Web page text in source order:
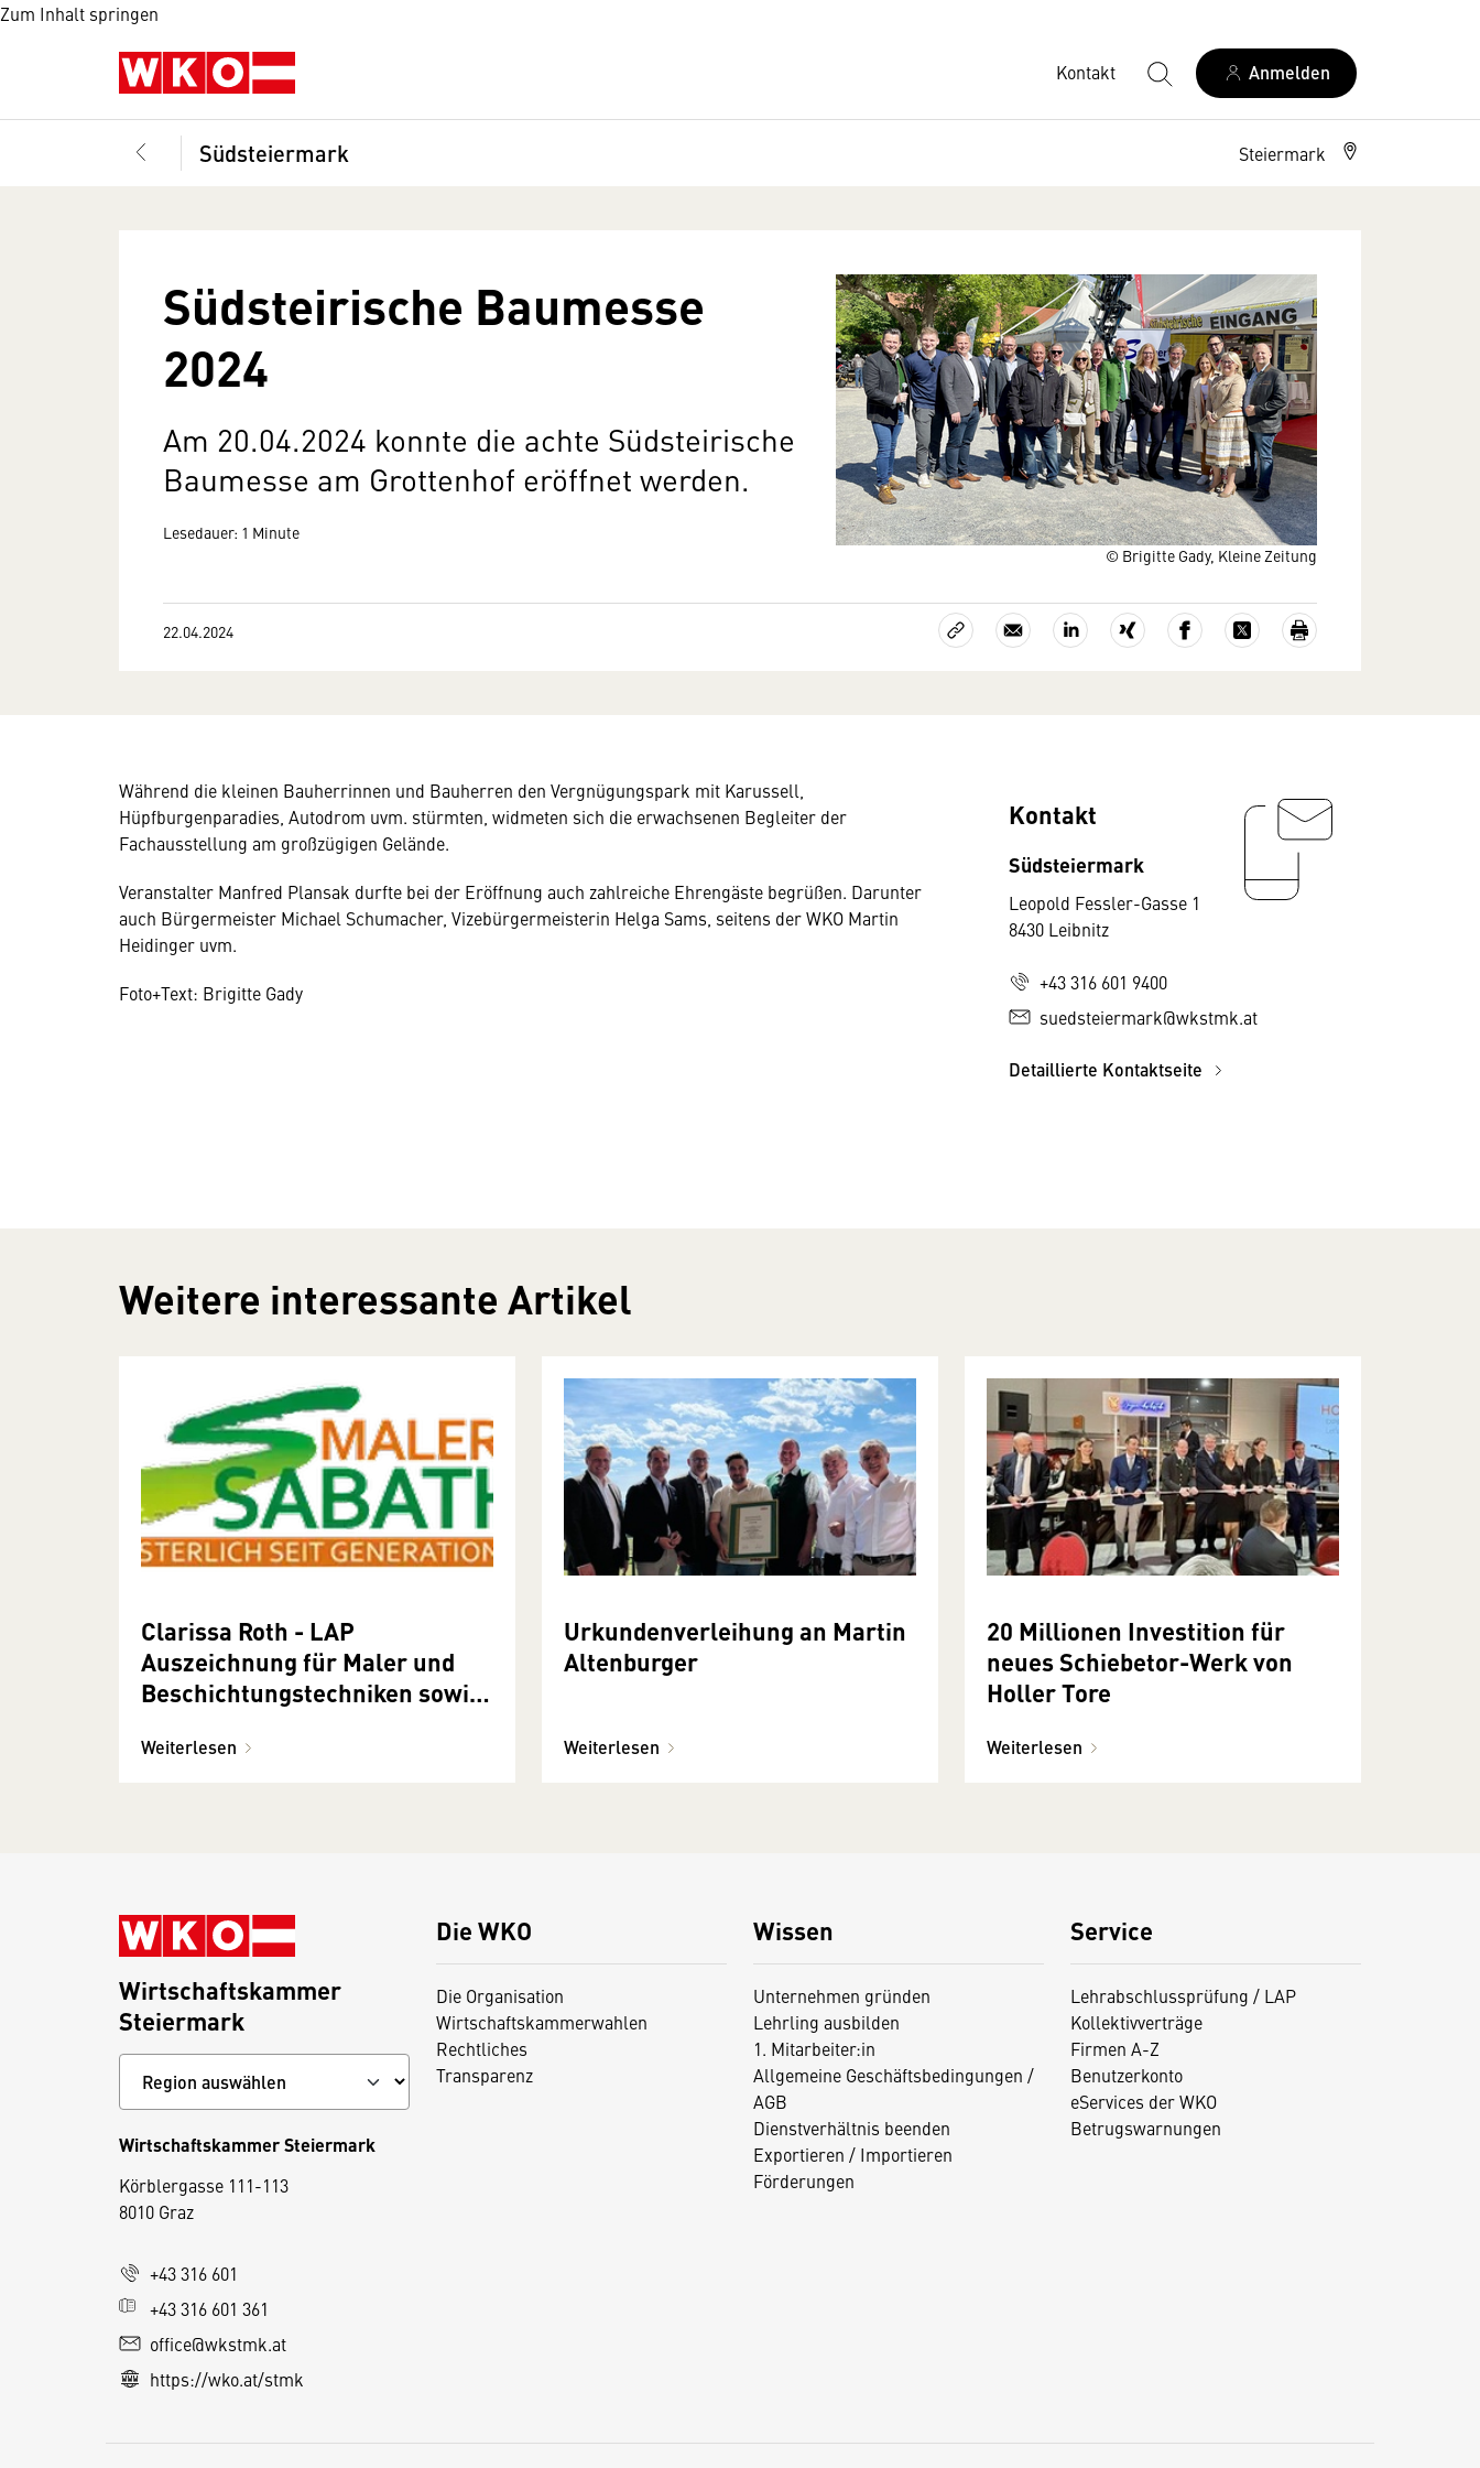
Zum Inhalt springen
Kontakt Anmelden
Südsteiermark Steiermark
© Brigitte Gady, Kleine Zeitung
Südsteirische Baumesse
2024
Am 20.04.2024 konnte die achte Südsteirische
Baumesse am Grottenhof eröffnet werden.
Lesedauer: 1 Minute
22.04.2024
Während die kleinen Bauherrinnen und Bauherren den Vergnügungspark mit Karussell,
Hüpfburgenparadies, Autodrom uvm. stürmten, widmeten sich die erwachsenen Begleiter der
Fachausstellung am großzügigen Gelände.
Veranstalter Manfred Plansak durfte bei der Eröffnung auch zahlreiche Ehrengäste begrüßen. Darunter
auch Bürgermeister Michael Schumacher, Vizebürgermeisterin Helga Sams, seitens der WKO Martin
Heidinger uvm.
Foto+Text: Brigitte Gady
Kontakt
Südsteiermark
Leopold Fessler-Gasse 1
8430 Leibnitz
+43 316 601 9400
suedsteiermark@wkstmk.at
Detaillierte Kontaktseite
Weitere interessante Artikel
Clarissa Roth - LAP
Auszeichnung für Maler und
Beschichtungstechniken sowie
Weiterlesen
Urkundenverleihung an Martin
Altenburger
Weiterlesen
20 Millionen Investition für
neues Schiebetor-Werk von
Holler Tore
Weiterlesen
Die WKO
Die Organisation
Wirtschaftskammerwahlen
Rechtliches
Transparenz
Wissen
Unternehmen gründen
Lehrling ausbilden
1. Mitarbeiter:in
Allgemeine Geschäftsbedingungen /
AGB
Dienstverhältnis beenden
Exportieren / Importieren
Förderungen
Service
Lehrabschlussprüfung / LAP
Kollektivverträge
Firmen A-Z
Benutzerkonto
eServices der WKO
Betrugswarnungen
Wirtschaftskammer
Steiermark
Wirtschaftskammer Steiermark
Körblergasse 111-113
8010 Graz
+43 316 601
+43 316 601 361
office@wkstmk.at
https://wko.at/stmk